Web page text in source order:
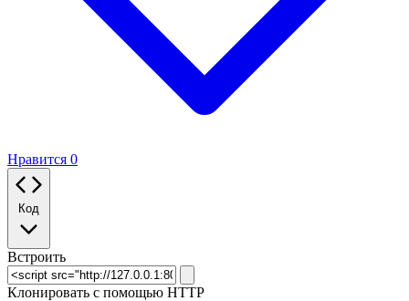
Нравится 0
Код
Встроить
Клонировать с помощью HTTP